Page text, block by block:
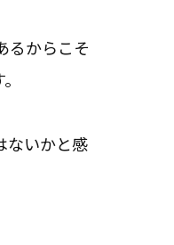
るからこそ
ないかと感